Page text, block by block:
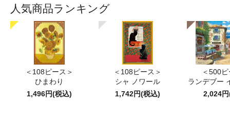
人気商品ランキング
＜108ピース＞
ひまわり
1,496円(税込)
＜108ピース＞
シャ ノワール
1,742円(税込)
＜500
ランデブー
2,024